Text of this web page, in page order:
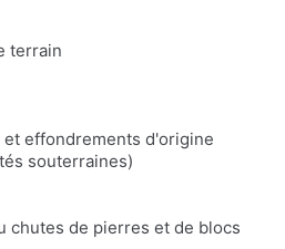
terrain
effondrements d'origine
souterraines)
chutes de pierres et de blocs